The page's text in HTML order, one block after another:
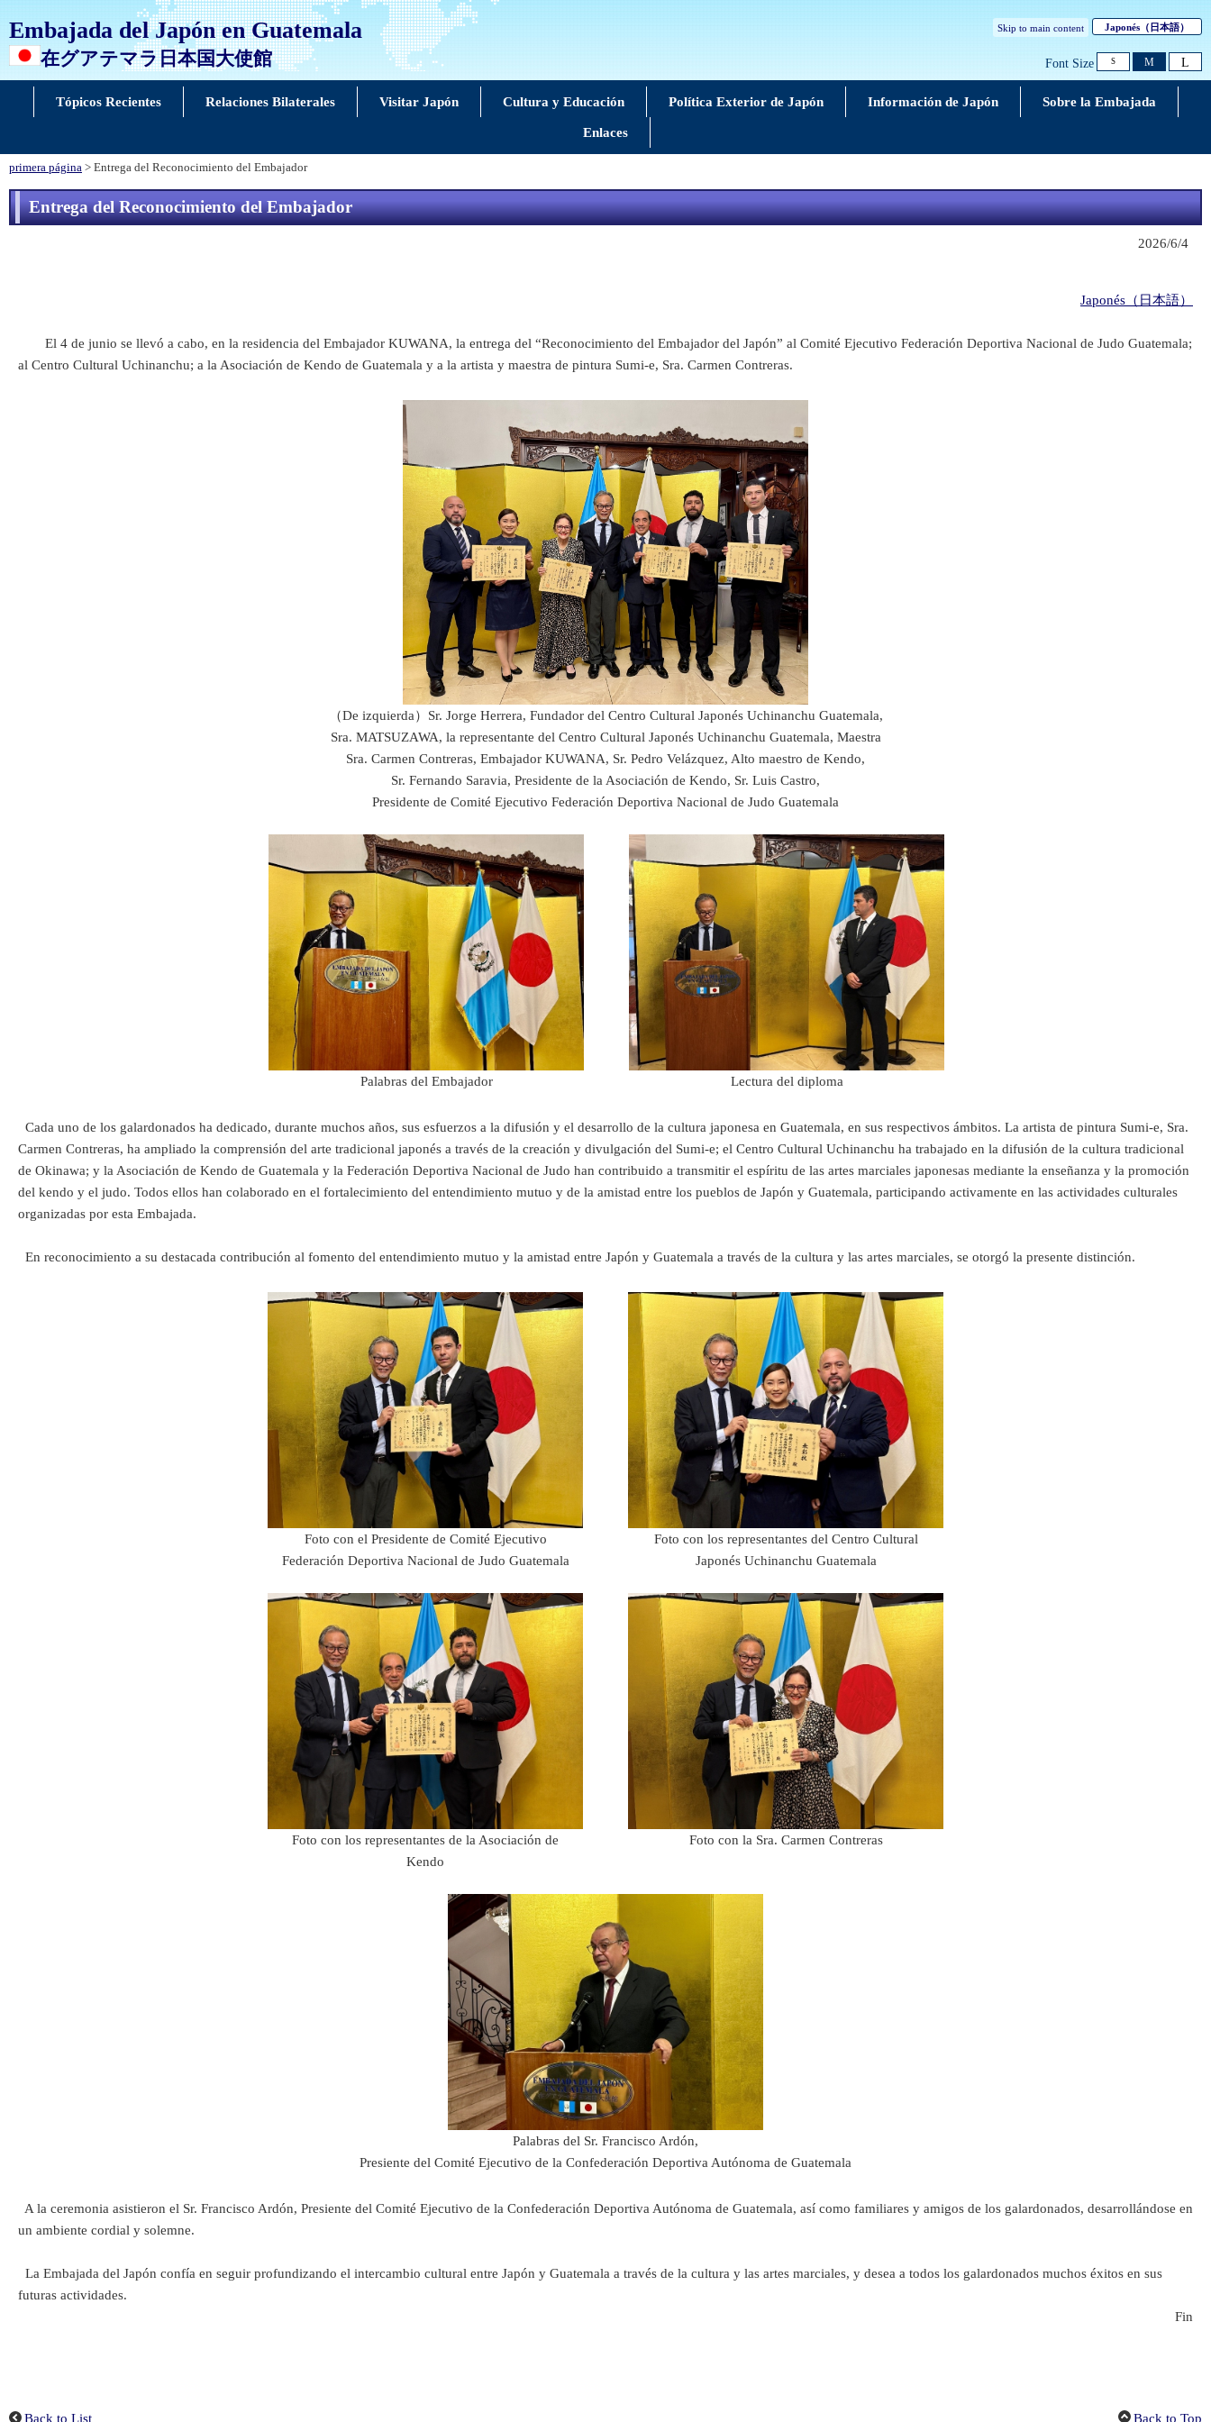
Embajada del Japón en Guatemala
在グアテマラ日本国大使館
Skip to main content Japonés（日本語）
Font Size S M L
Tópicos Recientes Relaciones Bilaterales Visitar Japón Cultura y Educación Política Exterior de Japón Información de Japón Sobre la Embajada
Enlaces
primera página > Entrega del Reconocimiento del Embajador
Entrega del Reconocimiento del Embajador
2026/6/4
Japonés（日本語）
El 4 de junio se llevó a cabo, en la residencia del Embajador KUWANA, la entrega del “Reconocimiento del Embajador del Japón” al Comité Ejecutivo Federación Deportiva Nacional de Judo Guatemala;
al Centro Cultural Uchinanchu; a la Asociación de Kendo de Guatemala y a la artista y maestra de pintura Sumi-e, Sra. Carmen Contreras.
（De izquierda）Sr. Jorge Herrera, Fundador del Centro Cultural Japonés Uchinanchu Guatemala,
Sra. MATSUZAWA, la representante del Centro Cultural Japonés Uchinanchu Guatemala, Maestra
Sra. Carmen Contreras, Embajador KUWANA, Sr. Pedro Velázquez, Alto maestro de Kendo,
Sr. Fernando Saravia, Presidente de la Asociación de Kendo, Sr. Luis Castro,
Presidente de Comité Ejecutivo Federación Deportiva Nacional de Judo Guatemala
Palabras del Embajador Lectura del diploma
Cada uno de los galardonados ha dedicado, durante muchos años, sus esfuerzos a la difusión y el desarrollo de la cultura japonesa en Guatemala, en sus respectivos ámbitos. La artista de pintura Sumi-e, Sra.
Carmen Contreras, ha ampliado la comprensión del arte tradicional japonés a través de la creación y divulgación del Sumi-e; el Centro Cultural Uchinanchu ha trabajado en la difusión de la cultura tradicional
de Okinawa; y la Asociación de Kendo de Guatemala y la Federación Deportiva Nacional de Judo han contribuido a transmitir el espíritu de las artes marciales japonesas mediante la enseñanza y la promoción
del kendo y el judo. Todos ellos han colaborado en el fortalecimiento del entendimiento mutuo y de la amistad entre los pueblos de Japón y Guatemala, participando activamente en las actividades culturales
organizadas por esta Embajada.
En reconocimiento a su destacada contribución al fomento del entendimiento mutuo y la amistad entre Japón y Guatemala a través de la cultura y las artes marciales, se otorgó la presente distinción.
Foto con el Presidente de Comité Ejecutivo
Federación Deportiva Nacional de Judo Guatemala
Foto con los representantes del Centro Cultural
Japonés Uchinanchu Guatemala
Foto con los representantes de la Asociación de
Kendo
Foto con la Sra. Carmen Contreras
Palabras del Sr. Francisco Ardón,
Presiente del Comité Ejecutivo de la Confederación Deportiva Autónoma de Guatemala
A la ceremonia asistieron el Sr. Francisco Ardón, Presiente del Comité Ejecutivo de la Confederación Deportiva Autónoma de Guatemala, así como familiares y amigos de los galardonados, desarrollándose en
un ambiente cordial y solemne.
La Embajada del Japón confía en seguir profundizando el intercambio cultural entre Japón y Guatemala a través de la cultura y las artes marciales, y desea a todos los galardonados muchos éxitos en sus
futuras actividades.
Fin
Back to List Back to Top